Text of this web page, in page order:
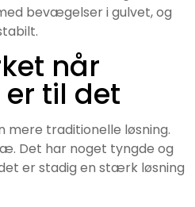
bevægelser i gulvet, og
når
til det
mere traditionelle løsning.
Det har noget tyngde og
er stadig en stærk løsning